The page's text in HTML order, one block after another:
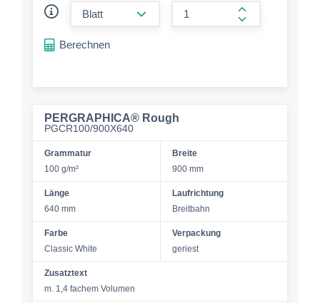
form.increase-
Berechnen
PERGRAPHICA® Rough
PGCR100/900X640
Grammatur
100 g/m²
Breite
900 mm
Länge
640 mm
Laufrichtung
Breitbahn
Farbe
Classic White
Verpackung
geriest
Zusatztext
m. 1,4 fachem Volumen